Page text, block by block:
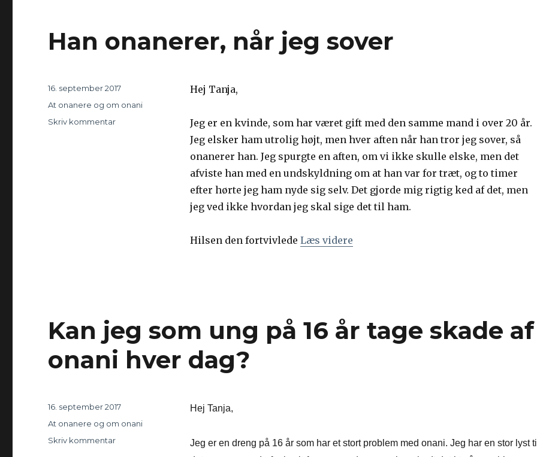
Han onanerer, når jeg sover
Hej Tanja,
Jeg er en kvinde, som har været gift med den samme mand i over 20 år.
Jeg elsker ham utrolig højt, men hver aften når han tror jeg sover, så
onanerer han. Jeg spurgte en aften, om vi ikke skulle elske, men det
afviste han med en undskyldning om at han var for træt, og to timer
efter hørte jeg ham nyde sig selv. Det gjorde mig rigtig ked af det, men
jeg ved ikke hvordan jeg skal sige det til ham.
Hilsen den fortvivlede Læs videre
Udgivet
16. september 2017
Kategorier
At onanere og om onani
Skriv kommentar
Kan jeg som ung på 16 år tage skade af
onani hver dag?
Hej Tanja,
Jeg er en dreng på 16 år som har et stort problem med onani. Jeg har en stor lyst til
Udgivet
16. september 2017
Kategorier
At onanere og om onani
Skriv kommentar